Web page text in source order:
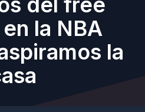
la NBA
la